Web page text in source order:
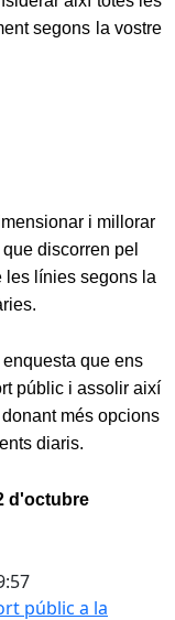
segons la vostre
i millorar
discorren pel
les línies segons la
que ens
públic i assolir així
més opcions
diaris.
d'octubre
a la comarca